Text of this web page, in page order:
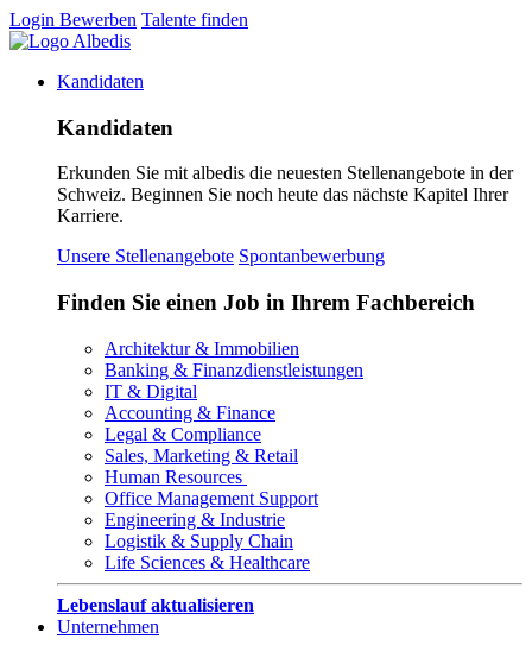
Login Bewerben Talente finden
Kandidaten
Kandidaten
Erkunden Sie mit albedis die neuesten Stellenangebote in der
Schweiz. Beginnen Sie noch heute das nächste Kapitel Ihrer
Karriere.
Unsere Stellenangebote Spontanbewerbung
Finden Sie einen Job in Ihrem Fachbereich
Architektur & Immobilien
Banking & Finanzdienstleistungen
IT & Digital
Accounting & Finance
Legal & Compliance
Sales, Marketing & Retail
Human Resources
Office Management Support
Engineering & Industrie
Logistik & Supply Chain
Life Sciences & Healthcare
Lebenslauf aktualisieren
Unternehmen